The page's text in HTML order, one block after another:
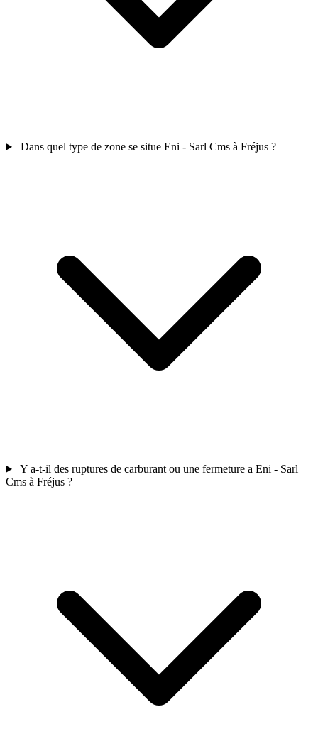
Dans quel type de zone se situe Eni - Sarl Cms à Fréjus ?
Y a-t-il des ruptures de carburant ou une fermeture a Eni - Sarl
Cms à Fréjus ?